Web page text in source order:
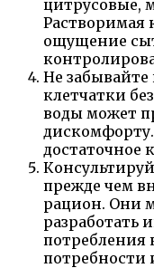
цитрусовые,
Растворимая
ощущение
Не забывайте
клетчатки
воды может
дискомфорту.
достаточное
прежде чем
рацион. Они
разработать
потребления
потребности